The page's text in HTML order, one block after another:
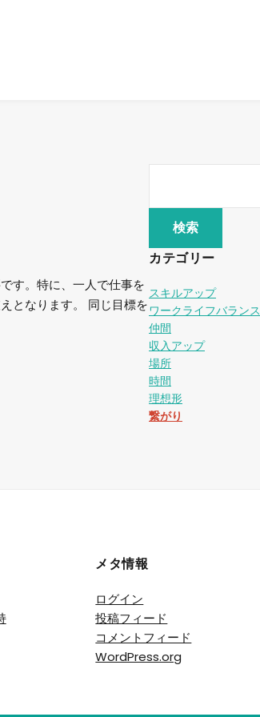
す。特に、一人で仕事を
となります。 同じ目標を
カテゴリー
スキルアップ
ワークライフバランス
仲間
収入アップ
場所
時間
理想形
繋がり
メタ情報
ログイン
投稿フィード
コメントフィード
WordPress.org